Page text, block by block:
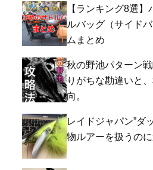
【ランキング8選
ルバッグ（サイド
ムまとめ
秋の野池パターン
りがちな勘違いと
向。
レイドジャパン”ダ
物ルアーを扱うの